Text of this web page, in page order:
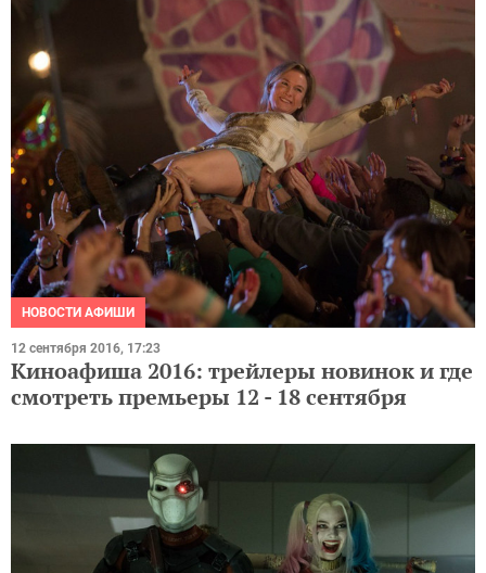
НОВОСТИ АФИШИ
12 сентября 2016, 17:23
Киноафиша 2016: трейлеры новинок и где
смотреть премьеры 12 - 18 сентября